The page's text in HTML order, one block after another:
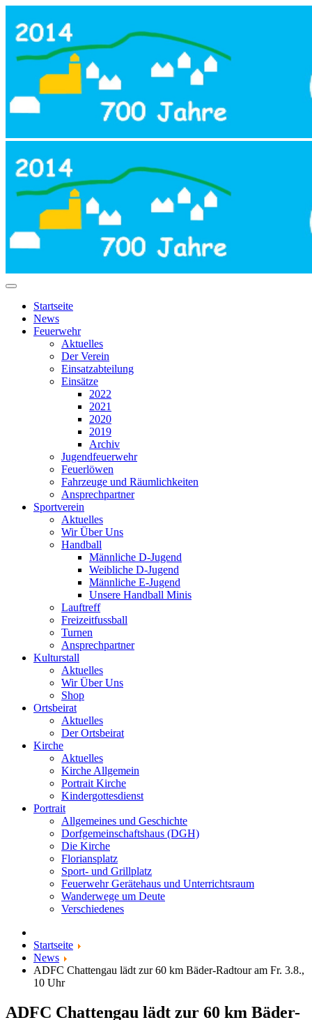
Startseite
News
Feuerwehr
Aktuelles
Der Verein
Einsatzabteilung
Einsätze
2022
2021
2020
2019
Archiv
Jugendfeuerwehr
Feuerlöwen
Fahrzeuge und Räumlichkeiten
Ansprechpartner
Sportverein
Aktuelles
Wir Über Uns
Handball
Männliche D-Jugend
Weibliche D-Jugend
Männliche E-Jugend
Unsere Handball Minis
Lauftreff
Freizeitfussball
Turnen
Ansprechpartner
Kulturstall
Aktuelles
Wir Über Uns
Shop
Ortsbeirat
Aktuelles
Der Ortsbeirat
Kirche
Aktuelles
Kirche Allgemein
Portrait Kirche
Kindergottesdienst
Portrait
Allgemeines und Geschichte
Dorfgemeinschaftshaus (DGH)
Die Kirche
Floriansplatz
Sport- und Grillplatz
Feuerwehr Gerätehaus und Unterrichtsraum
Wanderwege um Deute
Verschiedenes
Startseite
News
ADFC Chattengau lädt zur 60 km Bäder-Radtour am Fr. 3.8.,
10 Uhr
ADFC Chattengau lädt zur 60 km Bäder-